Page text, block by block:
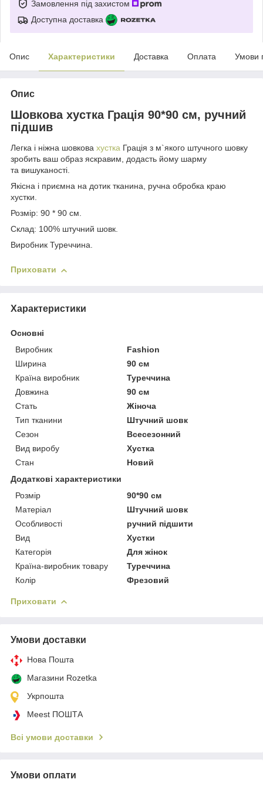
Замовлення під захистом
Доступна доставка
Опис Характеристики Доставка Оплата Умови
Опис
Шовкова хустка Грація 90*90 см, ручний
підшив
Легка і ніжна шовкова хустка Грація з м`якого штучного шовку
зробить ваш образ яскравим, додасть йому шарму
та вишуканості.
Якісна і приємна на дотик тканина, ручна обробка краю
хустки.
Розмір: 90 * 90 см.
Склад: 100% штучний шовк.
Виробник Туреччина.
Приховати
Характеристики
Основні
Виробник
Fashion
Ширина
90 см
Країна виробник
Туреччина
Довжина
90 см
Стать
Жіноча
Тип тканини
Штучний шовк
Сезон
Всесезонний
Вид виробу
Хустка
Стан
Новий
Додаткові характеристики
Розмір
90*90 см
Матеріал
Штучний шовк
Особливості
ручний підшити
Вид
Хустки
Категорія
Для жінок
Країна-виробник товару
Туреччина
Колір
Фрезовий
Приховати
Умови доставки
Нова Пошта
Магазини Rozetka
Укрпошта
Meest ПОШТА
Всі умови доставки
Умови оплати